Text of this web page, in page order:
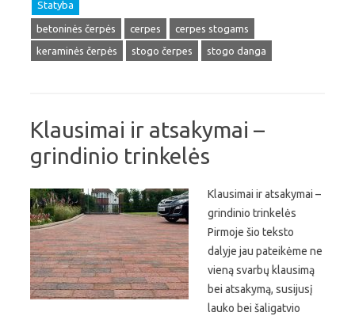
Statyba
betoninės čerpės cerpes
cerpes stogams
keraminės čerpės
stogo čerpes stogo danga
Klausimai ir atsakymai –
grindinio trinkelės
Klausimai ir atsakymai –
grindinio trinkelės
Pirmoje šio teksto
dalyje jau pateikėme ne
vieną svarbų klausimą
bei atsakymą, susijusį
lauko bei šaligatvio